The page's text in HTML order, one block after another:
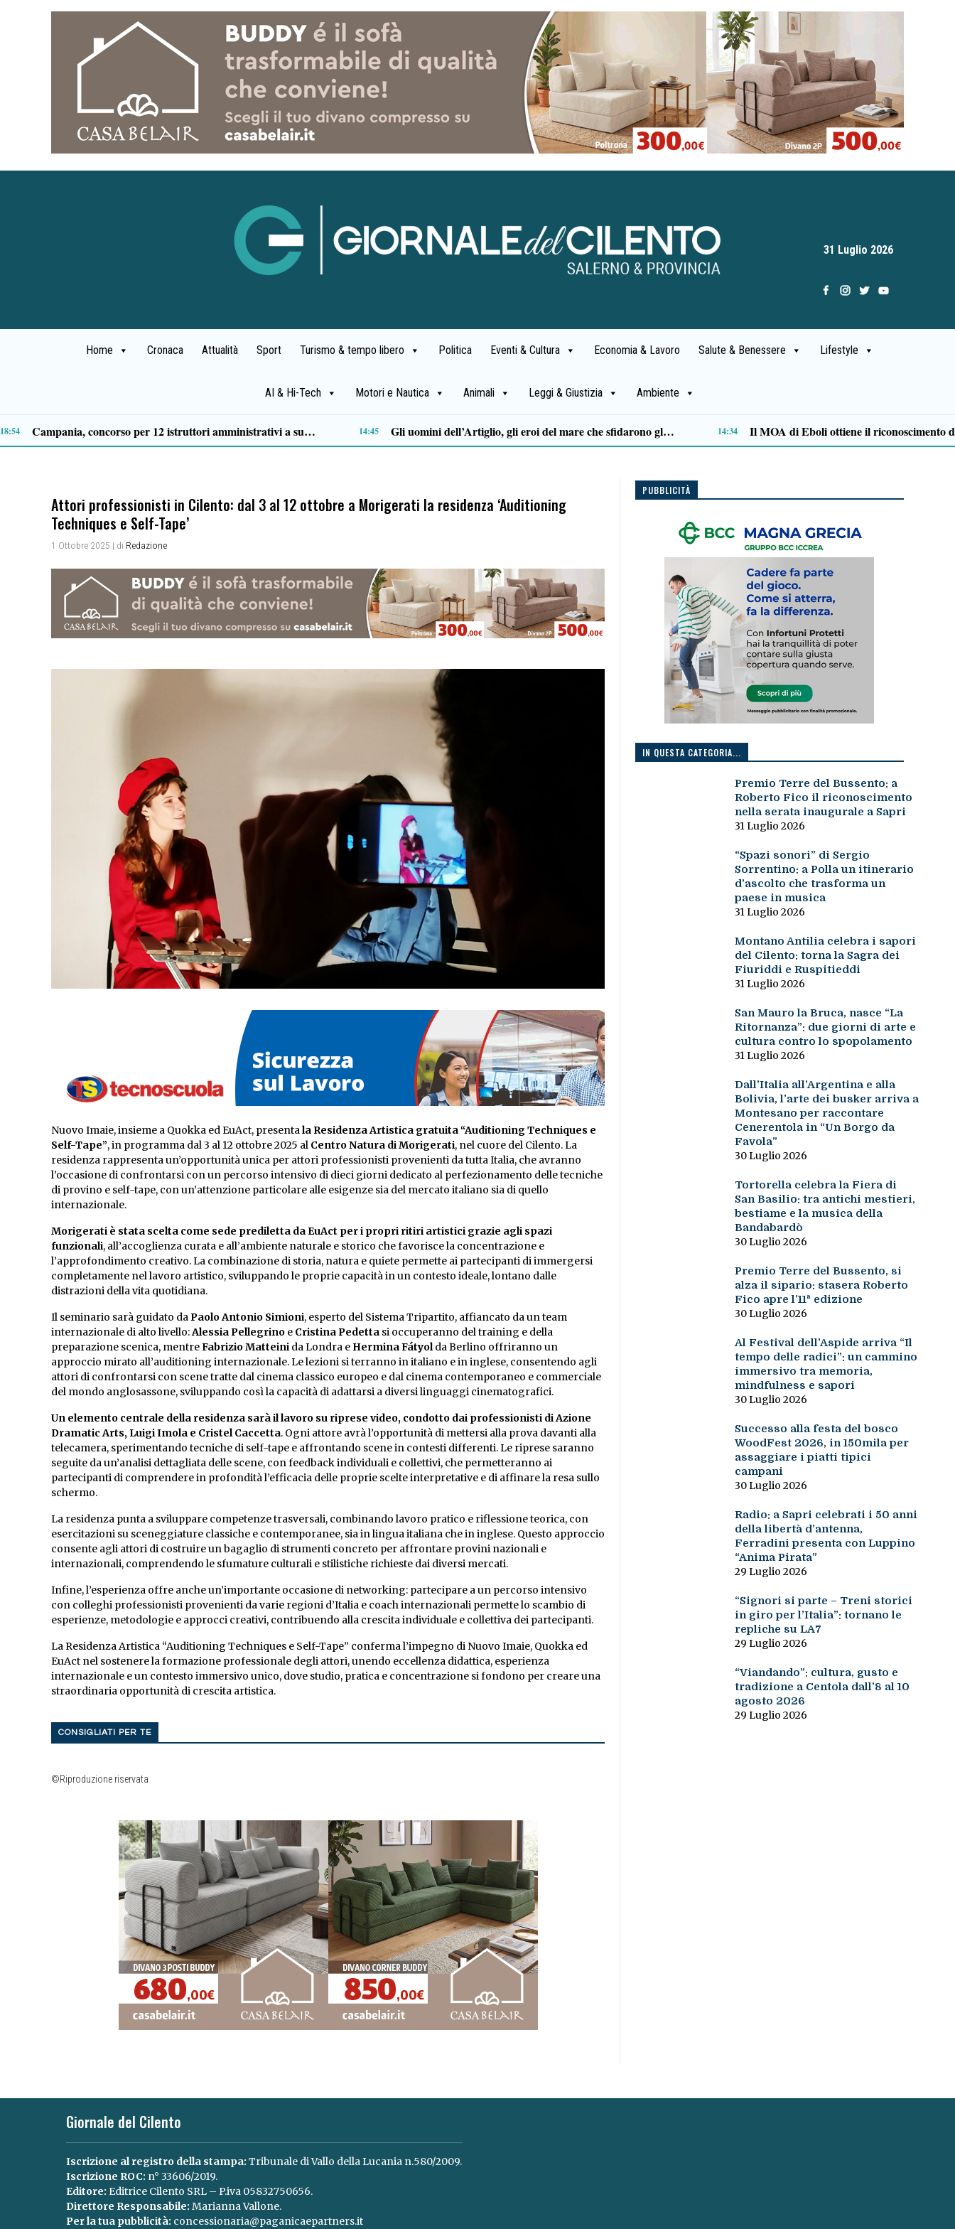
31 Luglio 2026
Home Cronaca Attualità Sport Turismo & tempo libero Politica Eventi & Cultura Economia & Lavoro Salute & Benessere Lifestyle
AI & Hi-Tech Motori e Nautica Animali Leggi & Giustizia Ambiente
12:29 Stipendi incompleti al Dea di Nocera, Pagani e Scafati. Nursind: «Chi sbaglia deve risponderne» 12:08 Alta formazione e lavoro: la Regione approva il Piano degli strumenti finanziari per l’occupazione 11:47
Attori professionisti in Cilento: dal 3 al 12 ottobre a Morigerati la residenza ‘Auditioning
Techniques e Self-Tape’
1 Ottobre 2025 | di Redazione
Nuovo Imaie, insieme a Quokka ed EuAct, presentala Residenza Artistica gratuita “Auditioning Techniques e
Self-Tape”, in programma dal 3 al 12 ottobre 2025 al Centro Natura di Morigerati, nel cuore del Cilento. La
residenza rappresenta un’opportunità unica per attori professionisti provenienti da tutta Italia, che avranno
l’occasione di confrontarsi con un percorso intensivo di dieci giorni dedicato al perfezionamento delle tecniche
di provino e self-tape, con un’attenzione particolare alle esigenze sia del mercato italiano sia di quello
internazionale.
Morigerati è stata scelta come sede prediletta da EuAct per i propri ritiri artistici grazie agli spazi
funzionali, all’accoglienza curata e all’ambiente naturale e storico che favorisce la concentrazione e
l’approfondimento creativo. La combinazione di storia, natura e quiete permette ai partecipanti di immergersi
completamente nel lavoro artistico, sviluppando le proprie capacità in un contesto ideale, lontano dalle
distrazioni della vita quotidiana.
Il seminario sarà guidato daPaolo Antonio Simioni, esperto del Sistema Tripartito, affiancato da un team
internazionale di alto livello:Alessia Pellegrino e Cristina Pedetta si occuperanno del training e della
preparazione scenica, mentreFabrizio Matteini da Londra e Hermina Fátyolda Berlino offriranno un
approccio mirato all’auditioning internazionale. Le lezioni si terranno in italiano e in inglese, consentendo agli
attori di confrontarsi con scene tratte dal cinema classico europeo e dal cinema contemporaneo e commerciale
del mondo anglosassone, sviluppando così la capacità di adattarsi a diversi linguaggi cinematografici.
Un elemento centrale della residenza sarà il lavoro su riprese video, condotto dai professionisti di Azione
Dramatic Arts, Luigi Imola e Cristel Caccetta. Ogni attore avrà l’opportunità di mettersi alla prova davanti alla
telecamera, sperimentando tecniche di self-tape e affrontando scene in contesti differenti. Le riprese saranno
seguite da un’analisi dettagliata delle scene, con feedback individuali e collettivi, che permetteranno ai
partecipanti di comprendere in profondità l’efficacia delle proprie scelte interpretative e di affinare la resa sullo
schermo.
La residenza punta a sviluppare competenze trasversali, combinando lavoro pratico e riflessione teorica, con
esercitazioni su sceneggiature classiche e contemporanee, sia in lingua italiana che in inglese. Questo approccio
consente agli attori di costruire un bagaglio di strumenti concreto per affrontare provini nazionali e
internazionali, comprendendo le sfumature culturali e stilistiche richieste dai diversi mercati.
Infine, l’esperienza offre anche un’importante occasione di networking: partecipare a un percorso intensivo
con colleghi professionisti provenienti da varie regioni d’Italia e coach internazionali permette lo scambio di
esperienze, metodologie e approcci creativi, contribuendo alla crescita individuale e collettiva dei partecipanti.
La Residenza Artistica “Auditioning Techniques e Self-Tape” conferma l’impegno di Nuovo Imaie, Quokka ed
EuAct nel sostenere la formazione professionale degli attori, unendo eccellenza didattica, esperienza
internazionale e un contesto immersivo unico, dove studio, pratica e concentrazione si fondono per creare una
straordinaria opportunità di crescita artistica.
CONSIGLIATI PER TE
©Riproduzione riservata
PUBBLICITÀ
IN QUESTA CATEGORIA...
Premio Terre del Bussento: a
Roberto Fico il riconoscimento
nella serata inaugurale a Sapri
31 Luglio 2026
“Spazi sonori” di Sergio
Sorrentino: a Polla un itinerario
d’ascolto che trasforma un
paese in musica
31 Luglio 2026
Montano Antilia celebra i sapori
del Cilento: torna la Sagra dei
Fiuriddi e Ruspitieddi
31 Luglio 2026
San Mauro la Bruca, nasce “La
Ritornanza”: due giorni di arte e
cultura contro lo spopolamento
31 Luglio 2026
Dall’Italia all’Argentina e alla
Bolivia, l’arte dei busker arriva a
Montesano per raccontare
Cenerentola in “Un Borgo da
Favola”
30 Luglio 2026
Tortorella celebra la Fiera di
San Basilio: tra antichi mestieri,
bestiame e la musica della
Bandabardò
30 Luglio 2026
Premio Terre del Bussento, si
alza il sipario: stasera Roberto
Fico apre l’11ª edizione
30 Luglio 2026
Al Festival dell’Aspide arriva “Il
tempo delle radici”: un cammino
immersivo tra memoria,
mindfulness e sapori
30 Luglio 2026
Successo alla festa del bosco
WoodFest 2026, in 150mila per
assaggiare i piatti tipici
campani
30 Luglio 2026
Radio: a Sapri celebrati i 50 anni
della libertà d’antenna,
Ferradini presenta con Luppino
“Anima Pirata”
29 Luglio 2026
“Signori si parte – Treni storici
in giro per l’Italia”: tornano le
repliche su LA7
29 Luglio 2026
“Viandando”: cultura, gusto e
tradizione a Centola dall’8 al 10
agosto 2026
29 Luglio 2026
Giornale del Cilento
Iscrizione al registro della stampa: Tribunale di Vallo della Lucania n.580/2009.
Iscrizione ROC: n° 33606/2019.
Editore: Editrice Cilento SRL – P.iva 05832750656.
Direttore Responsabile: Marianna Vallone.
Per la tua pubblicità: concessionaria@paganicaepartners.it